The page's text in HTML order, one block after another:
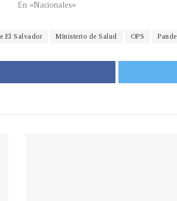
En «Nacionales»
El Salvador Ministerio de Salud OPS